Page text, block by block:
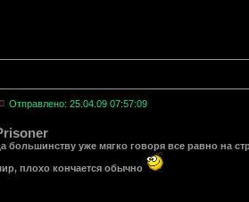
Отправлено: 25.04.09 07:57:09
большинству уже мягко говоря все равно на
плохо кончается обычно